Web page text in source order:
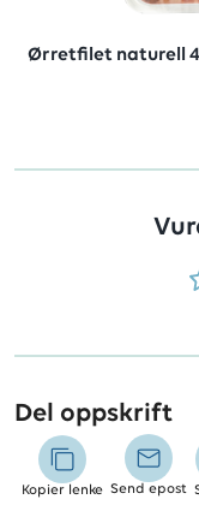
Ørretfilet naturell 4
Del oppskrift
Kopier lenke Send epost